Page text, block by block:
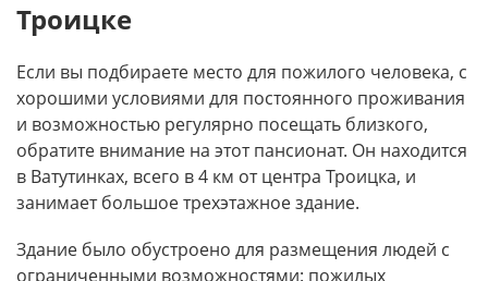
Троицке
Если вы подбираете место для пожилого человека, с
хорошими условиями для постоянного проживания
и возможностью регулярно посещать близкого,
обратите внимание на этот пансионат. Он находится
в Ватутинках, всего в 4 км от центра Троицка, и
занимает большое трехэтажное здание.
Здание было обустроено для размещения людей с
ограниченными возможностями: пожилых